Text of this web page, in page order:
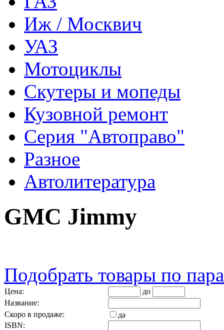
Иж / Москвич
УАЗ
Мотоциклы
Скутеры и мопеды
Кузовной ремонт
Серия "Автоправо"
Разное
Автолитература
GMC Jimmy
Подобрать товары по
Цена:
до
Название:
Скоро в продаже:
да
ISBN: